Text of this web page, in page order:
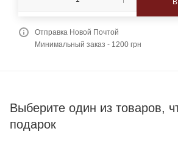
Отправка Новой Почтой
Минимальный заказ - 1200 грн
Выберите один из товаров,
подарок